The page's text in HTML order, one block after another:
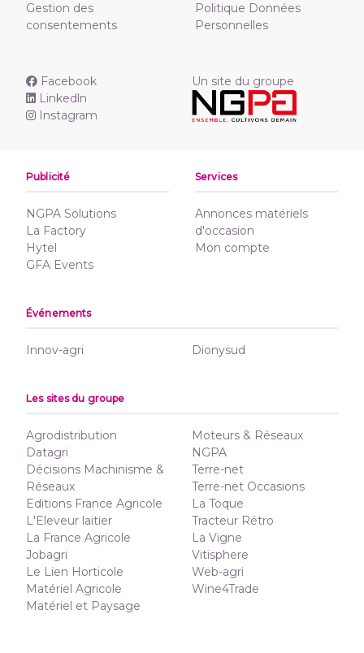
Gestion des
consentements
Politique Données
Personnelles
Facebook
Linkedln
Instagram
Un site du groupe
Publicité
NGPA Solutions
La Factory
Hytel
GFA Events
Services
Annonces matériels
d'occasion
Mon compte
Événements
Innov-agri Dionysud
Les sites du groupe
Agrodistribution
Datagri
Décisions Machinisme &
Réseaux
Editions France Agricole
L'Eleveur laitier
La France Agricole
Jobagri
Le Lien Horticole
Matériel Agricole
Matériel et Paysage
Moteurs & Réseaux
NGPA
Terre-net
Terre-net Occasions
La Toque
Tracteur Rétro
La Vigne
Vitisphere
Web-agri
Wine4Trade